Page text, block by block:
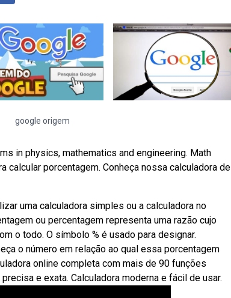
google origem
in physics, mathematics and engineering. Math
calcular porcentagem. Conheça nossa calculadora de
uma calculadora simples ou a calculadora no
ou percentagem representa uma razão cujo
o todo. O símbolo % é usado para designar.
o número em relação ao qual essa porcentagem
online completa com mais de 90 funções
e exata. Calculadora moderna e fácil de usar.